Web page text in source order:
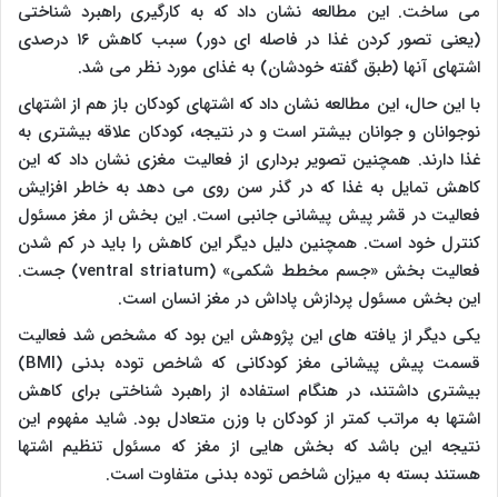
می ساخت. این مطالعه نشان داد که به کارگیری راهبرد شناختی
(یعنی تصور کردن غذا در فاصله ای دور) سبب کاهش ۱۶ درصدی
اشتهای آنها (طبق گفته خودشان) به غذای مورد نظر می شد.
با این حال، این مطالعه نشان داد که اشتهای کودکان باز هم از اشتهای
نوجوانان و جوانان بیشتر است و در نتیجه، کودکان علاقه بیشتری به
غذا دارند. همچنین تصویر برداری از فعالیت مغزی نشان داد که این
کاهش تمایل به غذا که در گذر سن روی می دهد به خاطر افزایش
فعالیت در قشر پیش پیشانی جانبی است. این بخش از مغز مسئول
کنترل خود است. همچنین دلیل دیگر این کاهش را باید در کم شدن
فعالیت بخش «جسم مخطط شکمی» (ventral striatum) جست.
این بخش مسئول پردازش پاداش در مغز انسان است.
یکی دیگر از یافته های این پژوهش این بود که مشخص شد فعالیت
قسمت پیش پیشانی مغز کودکانی که شاخص توده بدنی (BMI
)
بیشتری داشتند، در هنگام استفاده از راهبرد شناختی برای کاهش
اشتها به مراتب کمتر از کودکان با وزن متعادل بود. شاید مفهوم این
نتیجه این باشد که بخش هایی از مغز که مسئول تنظیم اشتها
هستند بسته به میزان شاخص توده بدنی متفاوت است.